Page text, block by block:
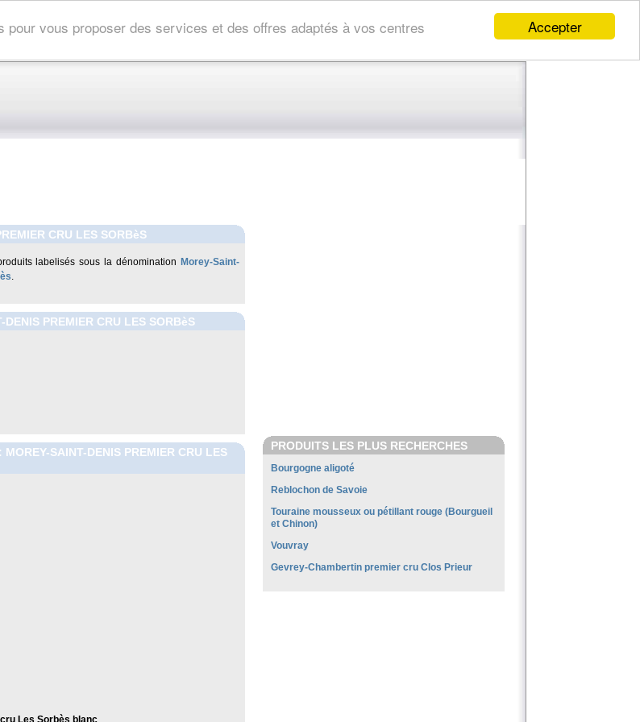
Accepter
vous proposer des services et des offres adaptés à vos centres
CRU LES SORBèS
labelisés sous la dénomination Morey-Saint-
.
PREMIER CRU LES SORBèS
SAINT-DENIS PREMIER CRU LES
Les Sorbès blanc
PRODUITS LES PLUS RECHERCHES
Bourgogne aligoté
Reblochon de Savoie
Touraine mousseux ou pétillant rouge (Bourgueil
et Chinon)
Vouvray
Gevrey-Chambertin premier cru Clos Prieur